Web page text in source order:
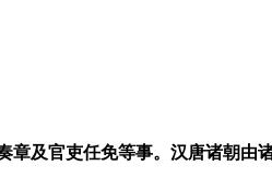
章及官吏任免等事。汉唐诸朝由